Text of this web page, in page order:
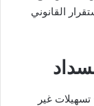
القانوني
غير